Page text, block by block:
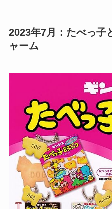
2023年7月：たべっ子
ャーム